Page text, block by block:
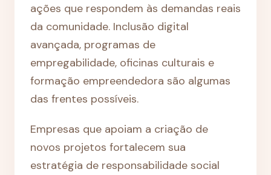
ações que respondem às demandas reais
da comunidade. Inclusão digital
avançada, programas de
empregabilidade, oficinas culturais e
formação empreendedora são algumas
das frentes possíveis.
Empresas que apoiam a criação de
novos projetos fortalecem sua
estratégia de responsabilidade social